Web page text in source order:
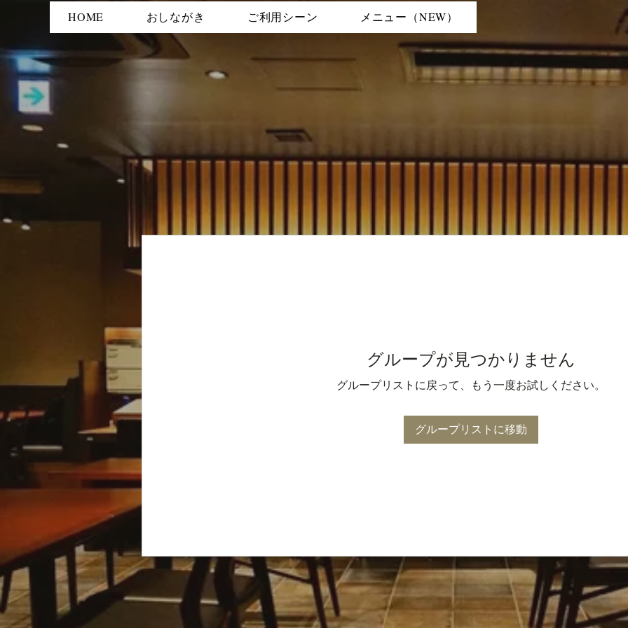
HOME おしながき ご利用シーン メニュー（NEW）
グループが見つかりません
グループリストに戻って、もう一度お試しください。
グループリストに移動